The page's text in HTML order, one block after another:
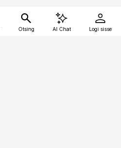
Otsing AI Chat Logi sisse